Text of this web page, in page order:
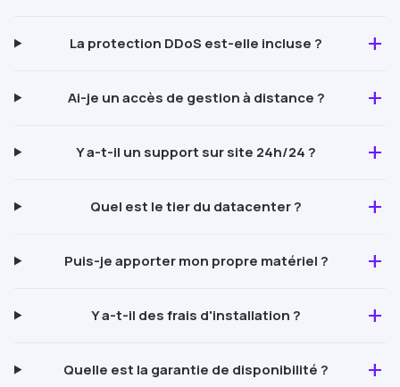
La protection DDoS est-elle incluse ? add
Ai-je un accès de gestion à distance ? add
Y a-t-il un support sur site 24h/24 ? add
Quel est le tier du datacenter ? add
Puis-je apporter mon propre matériel ? add
Y a-t-il des frais d'installation ? add
Quelle est la garantie de disponibilité ? add